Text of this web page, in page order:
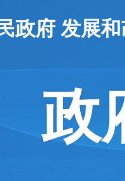
政府 发展
政